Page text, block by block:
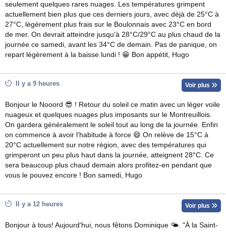
seulement quelques rares nuages. Les températures grimpent
actuellement bien plus que ces derniers jours, avec déjà de 25°C à
27°C, légèrement plus frais sur le Boulonnais avec 23°C en bord
de mer. On devrait atteindre jusqu'à 28°C/29°C au plus chaud de la
journée ce samedi, avant les 34°C de demain. Pas de panique, on
repart légèrement à la baisse lundi ! 😁 Bon appétit, Hugo
Il y a 9 heures Voir plus
Bonjour le Nooord 😎 ! Retour du soleil ce matin avec un léger voile
nuageux et quelques nuages plus imposants sur le Montreuillois.
On gardera généralement le soleil tout au long de la journée. Enfin
on commence à avoir l’habitude à force 😄 On relève de 15°C à
20°C actuellement sur notre région, avec des températures qui
grimperont un peu plus haut dans la journée, atteignent 28°C. Ce
sera beaucoup plus chaud demain alors profitez-en pendant que
vous le pouvez encore ! Bon samedi, Hugo
Il y a 12 heures Voir plus
Bonjour à tous! Aujourd'hui, nous fêtons Dominique 🌤. "À la Saint-